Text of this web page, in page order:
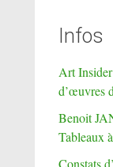
Infos
Art
d’œuvres
Benoit
Tableaux
Constats